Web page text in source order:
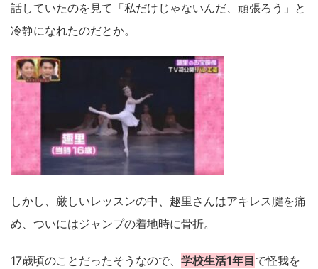
話していたのを見て「私だけじゃないんだ、頑張ろう」と
冷静になれたのだとか。
しかし、厳しいレッスンの中、趣里さんはアキレス腱を痛
め、ついにはジャンプの着地時に骨折。
17歳頃のことだったそうなので、 学校生活1年目で怪我を